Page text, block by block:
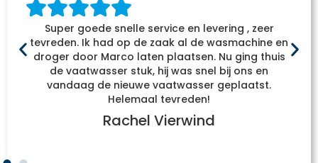
Super goede snelle service en levering , zeer
tevreden. Ik had op de zaak al de wasmachine en
droger door Marco laten plaatsen. Nu ging thuis
de vaatwasser stuk, hij was snel bij ons en
vandaag de nieuwe vaatwasser geplaatst.
Helemaal tevreden!
Rachel Vierwind